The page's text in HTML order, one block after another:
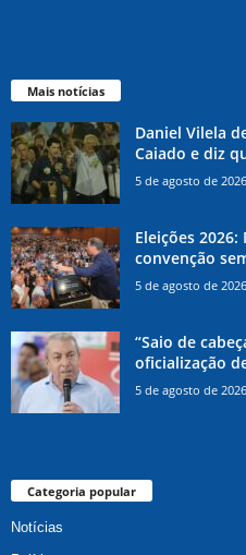
Mais notícias
Daniel Vilela
Caiado e diz
5 de agosto de 2026
Eleições
convenção
5 de agosto de 2026
“Saio de
oficialização
5 de agosto de 2026
Categoria popular
Notícias